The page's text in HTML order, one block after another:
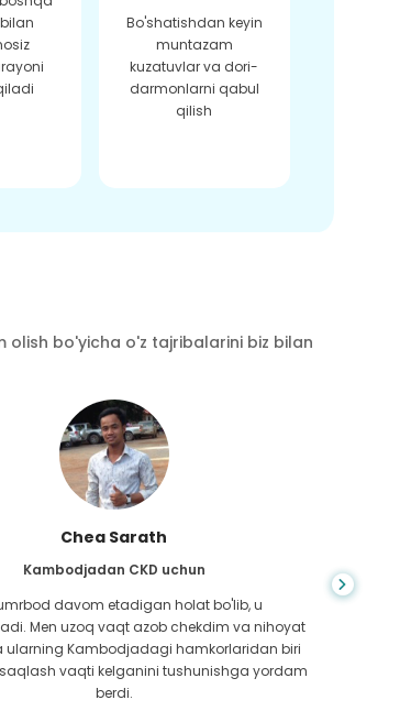
Bo'shatishdan keyin
muntazam
kuzatuvlar va dori-
darmonlarni qabul
qilish
bo'yicha o'z tajribalarini biz bilan
Chea Sarath
Kambodjadan CKD uchun
davom etadigan holat bo'lib, u
Men uzoq vaqt azob chekdim va nihoyat
ularning Kambodjadagi hamkorlaridan biri
vaqti kelganini tushunishga yordam
berdi.